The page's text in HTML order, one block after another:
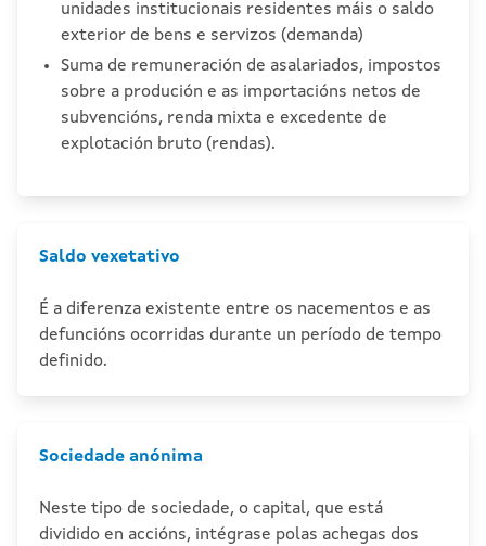
unidades institucionais residentes máis o saldo
exterior de bens e servizos (demanda)
Suma de remuneración de asalariados, impostos
sobre a produción e as importacións netos de
subvencións, renda mixta e excedente de
explotación bruto (rendas).
Saldo vexetativo
É a diferenza existente entre os nacementos e as
defuncións ocorridas durante un período de tempo
definido.
Sociedade anónima
Neste tipo de sociedade, o capital, que está
dividido en accións, intégrase polas achegas dos